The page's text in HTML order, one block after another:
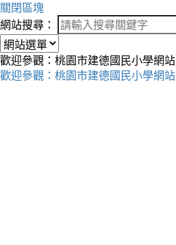
關閉區塊
網站搜尋：
歡迎參觀：桃園市建德國民小學網站
歡迎參觀：桃園市建德國民小學網站